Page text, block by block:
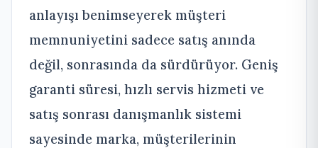
anlayışı benimseyerek müşteri
memnuniyetini sadece satış anında
değil, sonrasında da sürdürüyor. Geniş
garanti süresi, hızlı servis hizmeti ve
satış sonrası danışmanlık sistemi
sayesinde marka, müşterilerinin